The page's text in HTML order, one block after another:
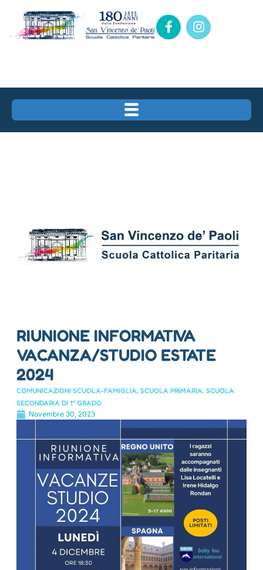
RIUNIONE INFORMATIVA
VACANZA/STUDIO ESTATE
2024
COMUNICAZIONI SCUOLA-FAMIGLIA, SCUOLA PRIMARIA, SCUOLA
SECONDARIA DI 1° GRADO
Novembre 30, 2023